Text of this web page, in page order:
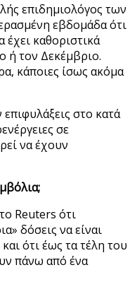
επιδημιολόγος των
εβδομάδα ότι
καθοριστικά
ή τον Δεκέμβριο.
κάποιες ίσως ακόμα
στο κατά
σε
να έχουν
Reuters ότι
δόσεις να είναι
ότι έως τα τέλη του
πάνω από ένα